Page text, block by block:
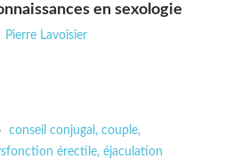
en sexologie
Pierre Lavoisier
conseil conjugal , couple,
érectile, éjaculation